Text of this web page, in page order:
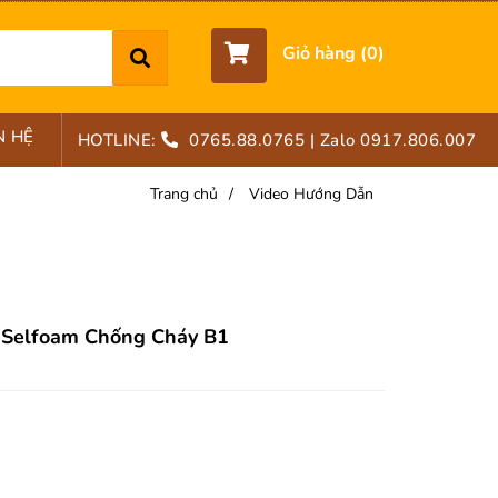
Giỏ hàng (0)
HỆ HOTLINE: 0765.88.0765 | Zalo 0917.806.007
Trang chủ / Video Hướng Dẫn
Chống Cháy B1